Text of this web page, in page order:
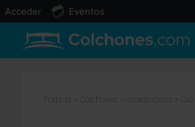
Acceder Eventos